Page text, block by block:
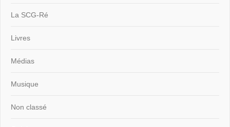
La SCG-Ré
Livres
Médias
Musique
Non classé